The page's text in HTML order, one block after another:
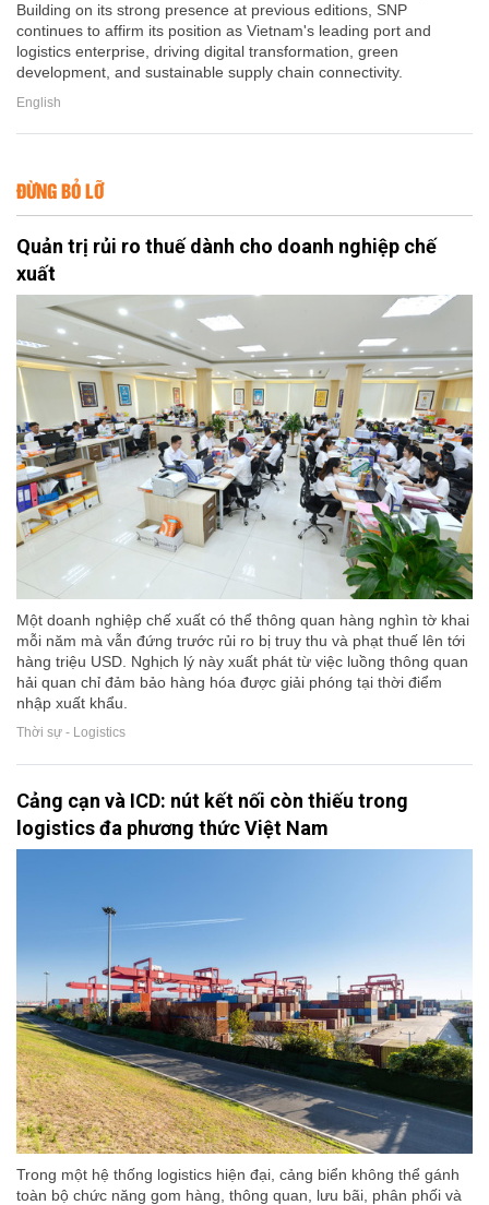
Building on its strong presence at previous editions, SNP
continues to affirm its position as Vietnam's leading port and
logistics enterprise, driving digital transformation, green
development, and sustainable supply chain connectivity.
English
ĐỪNG BỎ LỠ
Quản trị rủi ro thuế dành cho doanh nghiệp chế
xuất
Một doanh nghiệp chế xuất có thể thông quan hàng nghìn tờ khai
mỗi năm mà vẫn đứng trước rủi ro bị truy thu và phạt thuế lên tới
hàng triệu USD. Nghịch lý này xuất phát từ việc luồng thông quan
hải quan chỉ đảm bảo hàng hóa được giải phóng tại thời điểm
nhập xuất khẩu.
Thời sự - Logistics
Cảng cạn và ICD: nút kết nối còn thiếu trong
logistics đa phương thức Việt Nam
Trong một hệ thống logistics hiện đại, cảng biển không thể gánh
toàn bộ chức năng gom hàng, thông quan, lưu bãi, phân phối và